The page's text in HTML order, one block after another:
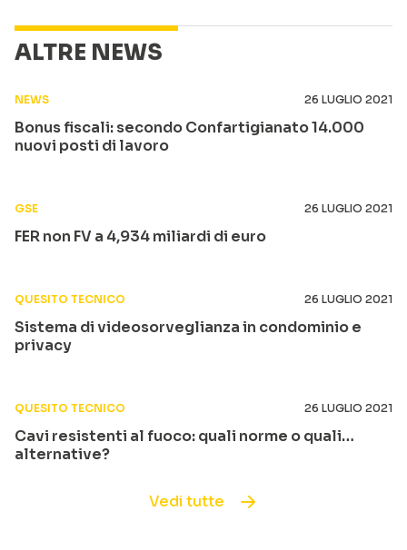
ALTRE NEWS
NEWS 26 LUGLIO 2021
Bonus fiscali: secondo Confartigianato 14.000
nuovi posti di lavoro
GSE 26 LUGLIO 2021
FER non FV a 4,934 miliardi di euro
QUESITO TECNICO 26 LUGLIO 2021
Sistema di videosorveglianza in condominio e
privacy
QUESITO TECNICO 26 LUGLIO 2021
Cavi resistenti al fuoco: quali norme o quali…
alternative?
Vedi tutte